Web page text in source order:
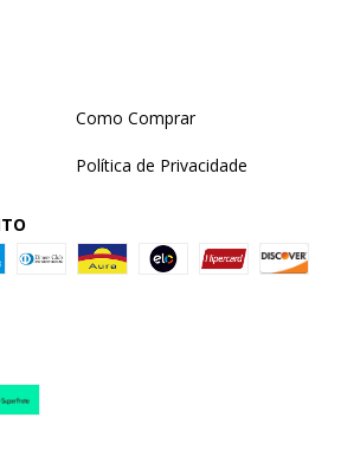
Como Comprar
Política de Privacidade